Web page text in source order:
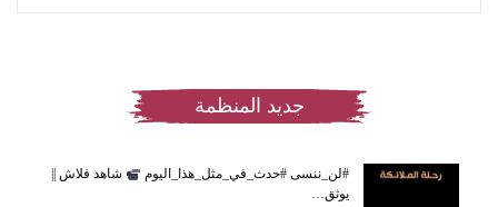
جديد المنظمة
#لن_ننسى #حدث_في_مثل_هذا_اليوم
شاهد فلاش ||
يوثق…